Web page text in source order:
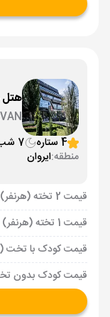
هتل
4 ستاره
7 شب
منطقه:ایروان
قیمت 2 تخته (هرنفر)
قیمت 1 تخته (هرنفر)
قیمت کودک با تخت
قیمت کودک بدون